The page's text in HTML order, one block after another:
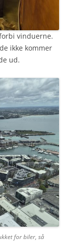
vinduerne.
ikke kommer
ud.
for biler, så